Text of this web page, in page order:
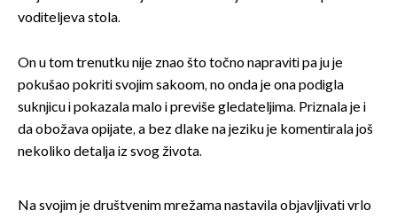
voditeljeva stola.
On u tom trenutku nije znao što točno napraviti pa ju je
pokušao pokriti svojim sakoom, no onda je ona podigla
suknjicu i pokazala malo i previše gledateljima. Priznala je i
da obožava opijate, a bez dlake na jeziku je komentirala još
nekoliko detalja iz svog života.
Na svojim je društvenim mrežama nastavila objavljivati vrlo